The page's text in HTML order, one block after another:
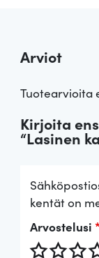
Arviot
Tuotearvioita
Kirjoita
“Lasinen
kentät on
Arvostelusi